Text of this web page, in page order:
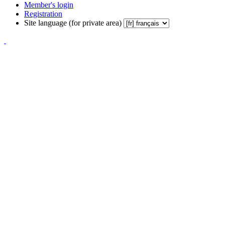
Member's login
Registration
Site language (for private area)